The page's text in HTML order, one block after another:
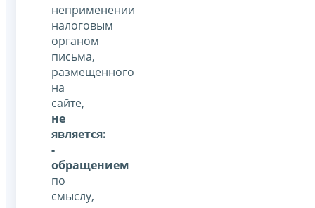
неприменении
налоговым
органом
письма,
размещенного
на
сайте,
не
является:
-
обращением
по
смыслу,